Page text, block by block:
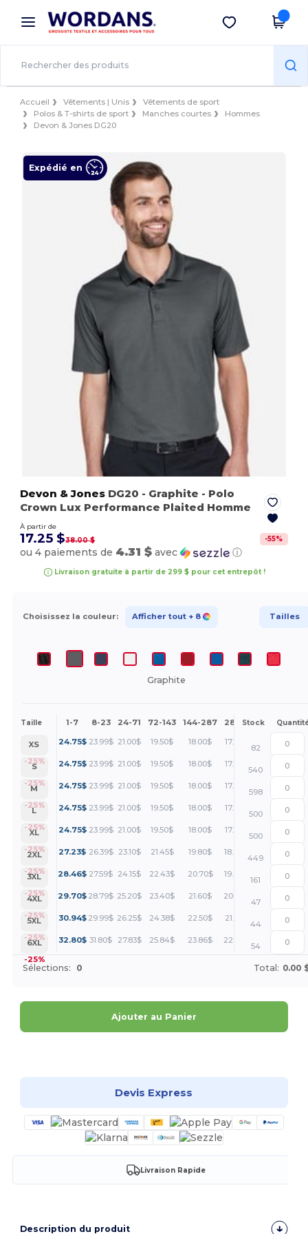
× Appli Wordans
Meilleurs prix sur l’app !
Obtenir l'appli
Accueil Vêtements | Unis
Vêtements de sport
Polos & T-shirts de sport
Manches courtes
Hommes
Devon & Jones DG20
Expédié en
Devon & Jones DG20 - Graphite - Polo
Crown Lux Performance Plaited Homme
À partir de
17.25 $38.00 $ -55%
ou 4 paiements de 4.31 $ avec ⓘ
Livraison gratuite à partir de 299 $ pour cet entrepôt !
Choisissez la couleur: Afficher tout + 8 Tailles
Graphite
Taille 1-7 8-23 24-71 72-143 144-287 288 + Plus
Stock
XS
-25%
24.75$ 23.99$ 21.00$ 19.50$ 18.00$ 17.25 +
82
S
-25%
24.75$ 23.99$ 21.00$ 19.50$ 18.00$ 17.25 +
540
M
-25%
24.75$ 23.99$ 21.00$ 19.50$ 18.00$ 17.25 +
598
L
-25%
24.75$ 23.99$ 21.00$ 19.50$ 18.00$ 17.25 +
500
XL
-25%
24.75$ 23.99$ 21.00$ 19.50$ 18.00$ 17.25 +
500
2XL
-25%
27.23$ 26.39$ 23.10$ 21.45$ 19.80$ 18.97 +
449
3XL
-25%
28.46$ 27.59$ 24.15$ 22.43$ 20.70$ 19.84 +
161
4XL
-25%
29.70$ 28.79$ 25.20$ 23.40$ 21.60$ 20.70 +
47
5XL
-25%
30.94$ 29.99$ 26.25$ 24.38$ 22.50$ 21.56 +
44
6XL
-25%
32.80$ 31.80$ 27.83$ 25.84$ 23.86$ 22.86
54
Sélections: 0 Total: 0.00
Ajouter au Panier
Devis Express
Livraison Rapide
Description du produit